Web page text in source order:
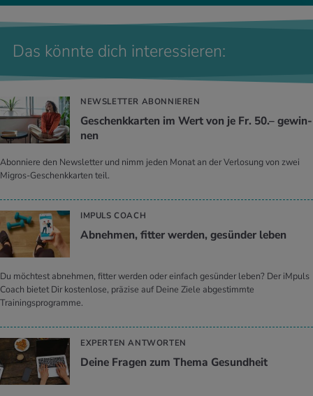
Das könnte dich interessieren:
NEWSLETTER ABONNIEREN
Ge­schenk­kar­ten im Wert von je Fr. 50.– ge­win­
nen
Abonniere den Newsletter und nimm jeden Monat an der Verlosung von zwei
Migros-Geschenkkarten teil.
IMPULS COACH
Ab­neh­men, fit­ter wer­den, ge­sün­der leben
Du möchtest abnehmen, fitter werden oder einfach gesünder leben? Der iMpuls
Coach bietet Dir kostenlose, präzise auf Deine Ziele abgestimmte
Trainingsprogramme.
EXPERTEN ANTWORTEN
Deine Fra­gen zum Thema Ge­sund­heit